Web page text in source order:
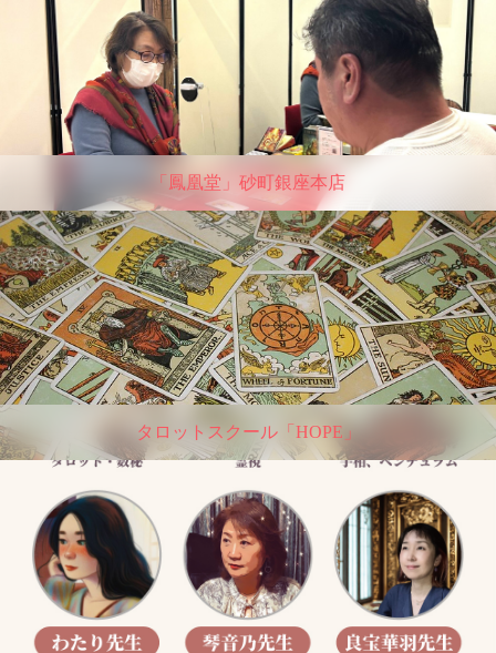
「鳳凰堂」砂町銀座本店
タロットスクール「HOPE」